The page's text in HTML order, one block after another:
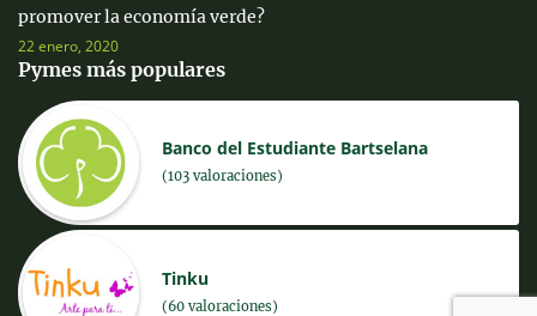
promover la economía verde?
22 enero, 2020
Pymes más populares
Banco del Estudiante Bartselana
(103 valoraciones)
Tinku
(60 valoraciones)